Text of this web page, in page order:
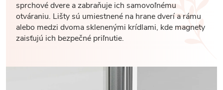
sprchové dvere a zabraňuje ich samovoľnému
otváraniu. Lišty sú umiestnené na hrane dverí a rámu
alebo medzi dvoma sklenenými krídlami, kde magnety
zaisťujú ich bezpečné priľnutie.